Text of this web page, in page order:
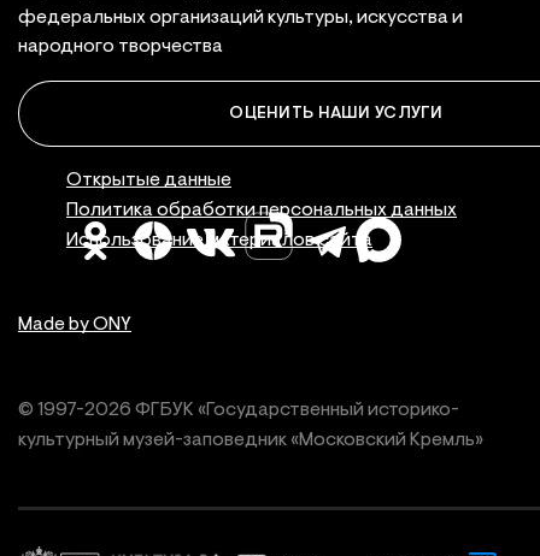
федеральных организаций культуры, искусства и
народного творчества
ОЦЕНИТЬ НАШИ УСЛУГИ
Made by ONY
© 1997-2026 ФГБУК «Государственный историко-
культурный музей-заповедник «Московский Кремль»
Правовая
Открытые данные
Политика обработки персональных данных
Использование материалов сайта